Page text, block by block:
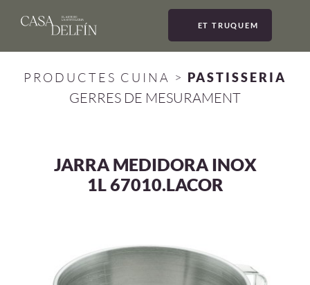
ET TRUQUEM
PRODUCTES CUINA > PASTISSERIA
GERRES DE MESURAMENT
JARRA MEDIDORA INOX
1L 67010.LACOR